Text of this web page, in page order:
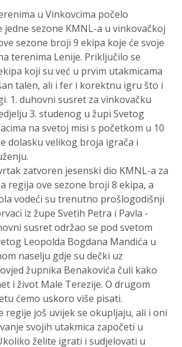
u Vinkovcima počelo
jedne sezone KMNL-a u vinkovačkoj
sezone broji 9 ekipa koje će svoje
terenima Lenije. Priključilo se
koji su već u prvim utakmicama
talen, ali i fer i korektnu igru što i
1. duhovni susret za vinkovačku
3. studenog u župi Svetog
na svetoj misi s početkom u 10
dolasku velikog broja igrača i
zatvoren jesenski dio KMNL-a za
regija ove sezone broji 8 ekipa, a
vodeći su trenutno prošlogodišnji
iz župe Svetih Petra i Pavla -
susret održao se pod svetom
Leopolda Bogdana Mandića u
naselju gdje su dečki uz
župnika Benakovića čuli kako
i život Male Terezije. O drugom
ćemo uskoro više pisati.
regije još uvijek se okupljaju, ali i oni
svojih utakmica započeti u
želite igrati i sudjelovati u